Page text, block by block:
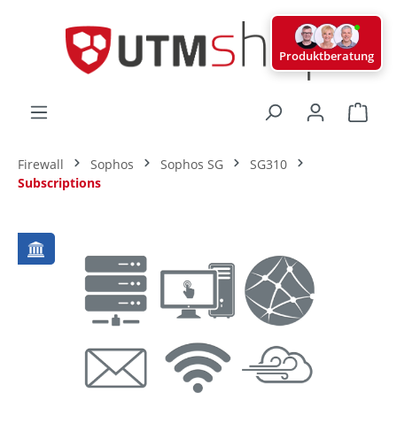
Firewall Sophos Sophos SG
SG310
Subscriptions
Bildergalerie überspringen
Produktberatung